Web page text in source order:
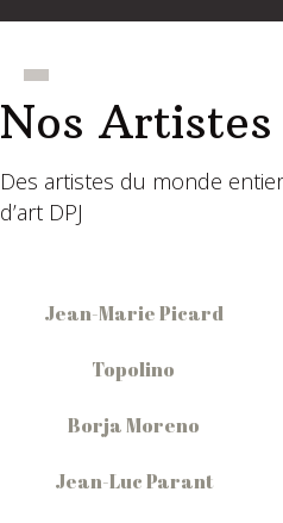
Nos Artistes
Des artistes du monde
d’art DPJ
Jean-Marie Picard
Topolino
Borja Moreno
Jean-Luc Parant